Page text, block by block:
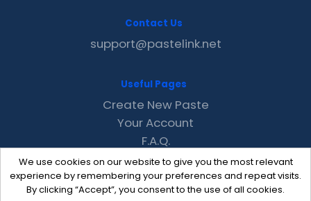
We use cookies on our website to give you the most relevant
experience by remembering your preferences and repeat visits.
By clicking “Accept”, you consent to the use of all cookies.
Contact Us
support@pastelink.net
Useful Pages
Create New Paste
Your Account
F.A.Q.
Recent
Contact